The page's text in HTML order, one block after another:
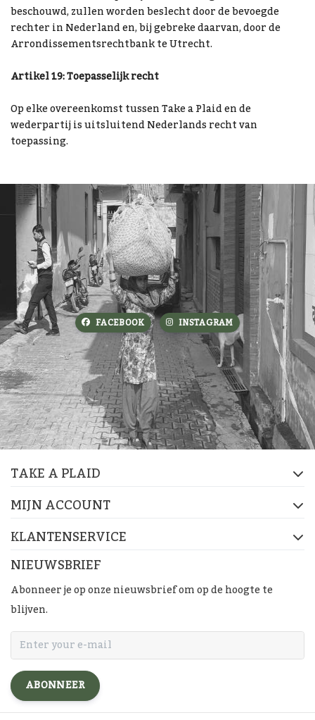
beschouwd, zullen worden beslecht door de bevoegde
rechter in Nederland en, bij gebreke daarvan, door de
Arrondissementsrechtbank te Utrecht.
Artikel 19: Toepasselijk recht
Op elke overeenkomst tussen Take a Plaid en de
wederpartij is uitsluitend Nederlands recht van
toepassing.
FACEBOOK INSTAGRAM
TAKE A PLAID
MIJN ACCOUNT
KLANTENSERVICE
NIEUWSBRIEF
Abonneer je op onze nieuwsbrief om op de hoogte te
blijven.
ABONNEER